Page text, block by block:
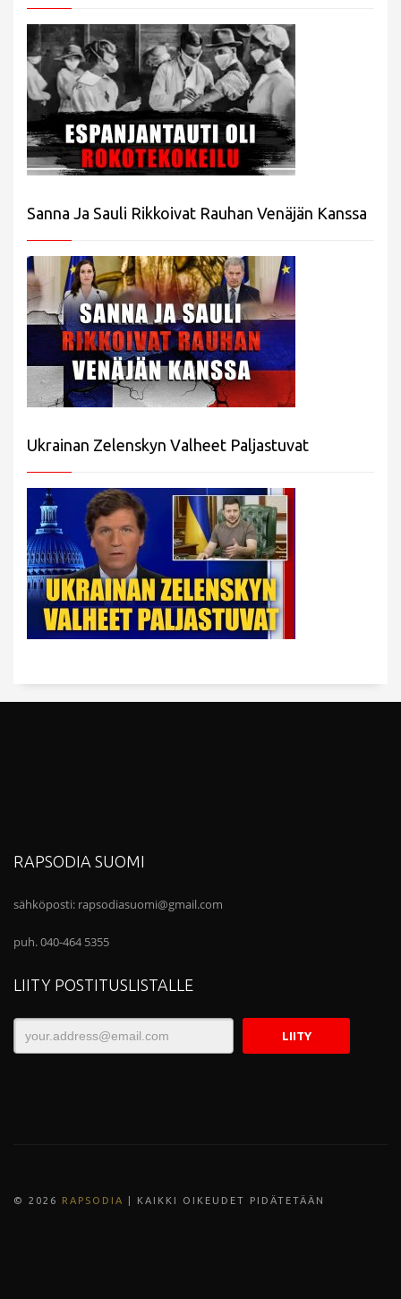
Sanna Ja Sauli Rikkoivat Rauhan Venäjän Kanssa
Ukrainan Zelenskyn Valheet Paljastuvat
RAPSODIA SUOMI
sähköposti: rapsodiasuomi@gmail.com
puh. 040-464 5355
LIITY POSTITUSLISTALLE
© 202 6 RAPSODIA | KAIKKI OIKEUDET PIDÄTETÄÄN